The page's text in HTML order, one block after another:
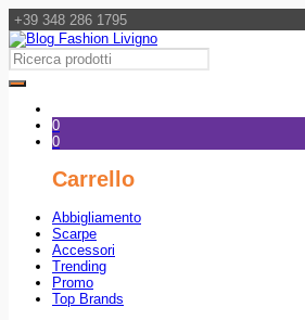
+39 348 286 1795
0
0
Carrello
Abbigliamento
Scarpe
Accessori
Trending
Promo
Top Brands